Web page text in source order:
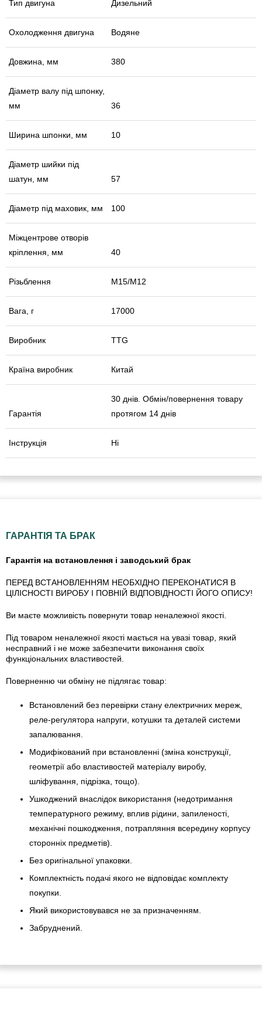
Тип двигуна Дизельний
Охолодження двигуна Водяне
Довжина, мм 380
Діаметр валу під шпонку,
мм
36
Ширина шпонки, мм 10
Діаметр шийки під
шатун, мм
57
Діаметр під маховик, мм 100
Міжцентрове отворів
кріплення, мм
40
Різьблення М15/М12
Вага, г 17000
Виробник TTG
Країна виробник Китай
Гарантія
30 днів. Обмін/повернення товару
протягом 14 днів
Інструкція Ні
ГАРАНТІЯ ТА БРАК
Гарантія на встановлення і заводський брак
ПЕРЕД ВСТАНОВЛЕННЯМ НЕОБХІДНО ПЕРЕКОНАТИСЯ В
ЦІЛІСНОСТІ ВИРОБУ І ПОВНІЙ ВІДПОВІДНОСТІ ЙОГО ОПИСУ!
Ви маєте можливість повернути товар неналежної якості.
Під товаром неналежної якості мається на увазі товар, який
несправний і не може забезпечити виконання своїх
функціональних властивостей.
Поверненню чи обміну не підлягає товар:
Встановлений без перевірки стану електричних мереж,
реле-регулято­ра напруги, котушки та деталей системи
запалювання.
Модифікований при встановленні (зміна конструкції,
геометрії або властивостей матеріалу виробу,
шліфування, підрізка, тощо).
Ушкоджений внаслідок використання (недотримання
температурного режиму, вплив рідини, запиленості,
механічні пошкодження, потрапляння всередину корпусу
сторонніх предметів).
Без оригінальної упаковки.
Комплектність подачі якого не відповідає комплекту
покупки.
Який використовувався не за призначенням.
Забруднений.